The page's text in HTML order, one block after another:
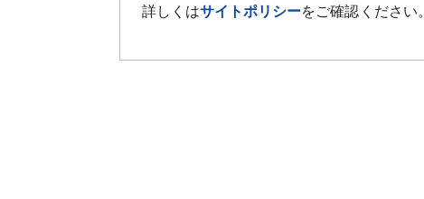
詳しくはサイトポリシーをご確認ください。